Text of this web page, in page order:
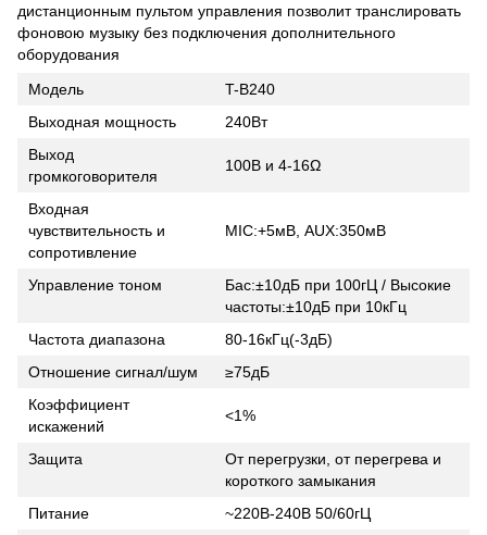
дистанционным пультом управления позволит транслировать
фоновою музыку без подключения дополнительного
оборудования
Модель
T-B240
Выходная мощность
240Вт
Выход
громкоговорителя
100В и 4-16Ω
Входная
чувствительность и
сопротивление
MIC:+5мВ, AUX:350мВ
Управление тоном
Бас:±10дБ при 100гЦ / Высокие
частоты:±10дБ при 10кГц
Частота диапазона
80-16кГц(-3дБ)
Отношение сигнал/шум
≥75дБ
Коэффициент
искажений
<1%
Защита
От перегрузки, от перегрева и
короткого замыкания
Питание
~220В-240В 50/60гЦ